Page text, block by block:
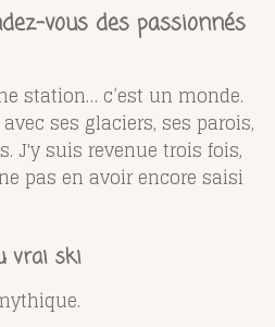
vous des passionnés
station… c’est un monde.
ses glaciers, ses parois,
J'y suis revenue trois fois,
pas en avoir encore saisi
vrai ski